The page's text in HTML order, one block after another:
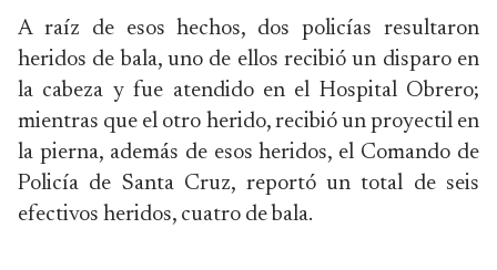
A raíz de esos hechos, dos policías resultaron
heridos de bala, uno de ellos recibió un disparo en
la cabeza y fue atendido en el Hospital Obrero;
mientras que el otro herido, recibió un proyectil en
la pierna, además de esos heridos, el Comando de
Policía de Santa Cruz, reportó un total de seis
efectivos heridos, cuatro de bala.